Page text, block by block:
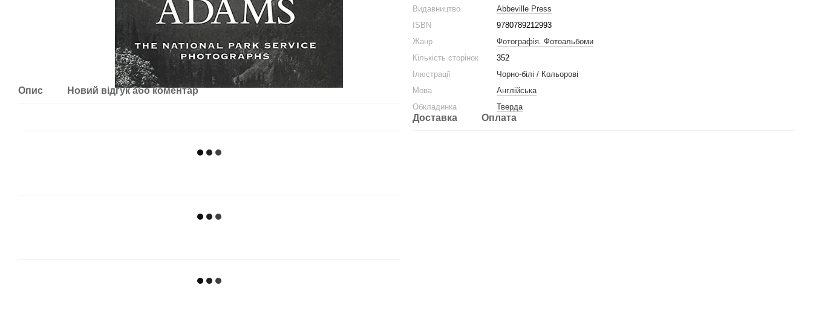
Опис Новий відгук або коментар
Видавництво
Abbeville Press
ISBN
9780789212993
Жанр
Фотографія. Фотоальбоми
Кількість сторінок
352
Ілюстрації
Чорно-білі / Кольорові
Мова
Англійська
Обкладинка
Тверда
Доставка Оплата